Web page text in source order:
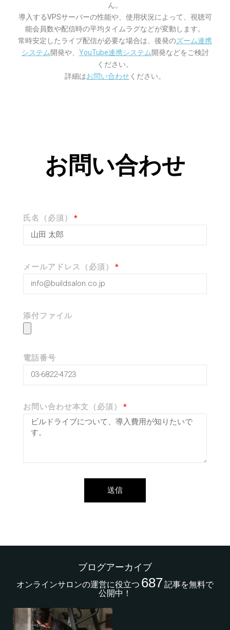
ん。
導入するVPSサーバーの性能や、使用状況によって、視聴可
能会員数や配信時の平均タイムラグなどが変動します。
常時安定したライブ配信が必要な場合は、後発のズーム連携
システム開発や、 YouTube連携システム開発などをご検討
ください。
詳細はお問い合わせください。
お問い合わせ
氏名（必須）
メールアドレス（必須）
添付ファイル
電話番号
お問い合わせ本文（必須）
送信
ブログアーカイブ
オンラインサロンの運営に役立つ 687記事を無料で
公開中！